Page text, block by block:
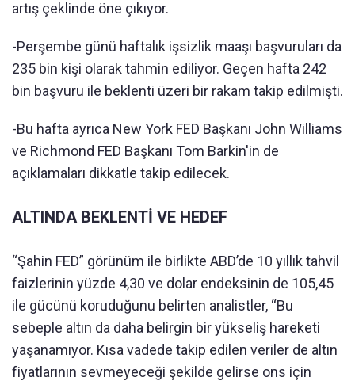
artış çeklinde öne çıkıyor.
-Perşembe günü haftalık işsizlik maaşı başvuruları da
235 bin kişi olarak tahmin ediliyor. Geçen hafta 242
bin başvuru ile beklenti üzeri bir rakam takip edilmişti.
-Bu hafta ayrıca New York FED Başkanı John Williams
ve Richmond FED Başkanı Tom Barkin'in de
açıklamaları dikkatle takip edilecek.
ALTINDA BEKLENTİ VE HEDEF
“Şahin FED” görünüm ile birlikte ABD’de 10 yıllık tahvil
faizlerinin yüzde 4,30 ve dolar endeksinin de 105,45
ile gücünü koruduğunu belirten analistler, “Bu
sebeple altın da daha belirgin bir yükseliş hareketi
yaşanamıyor. Kısa vadede takip edilen veriler de altın
fiyatlarının sevmeyeceği şekilde gelirse ons için